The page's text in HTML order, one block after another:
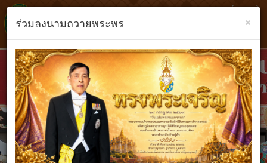
Previous
×
ร่วมลงนามถวายพระพร